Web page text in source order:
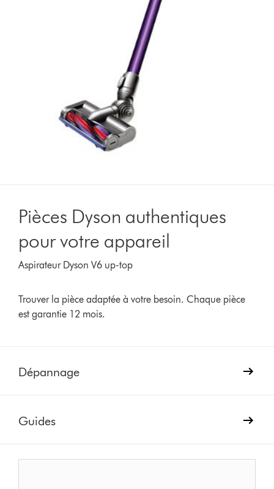
Pièces Dyson authentiques
pour votre appareil
Aspirateur Dyson V6 up-top
Trouver la pièce adaptée à votre besoin. Chaque pièce
est garantie 12 mois.
Dépannage
Guides